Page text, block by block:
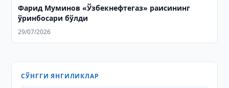
Фарид Муминов «Ўзбекнефтегаз» раисининг
ўринбосари бўлди
29/07/2026
СЎНГГИ ЯНГИЛИКЛАР